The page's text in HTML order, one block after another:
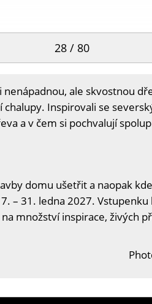
28 / 80
ale skvostnou
Inspirovali se
a v čem si pochvalují
domu ušetřit a naopak
– 31. ledna 2027. Vstupenku
množství inspirace, živých